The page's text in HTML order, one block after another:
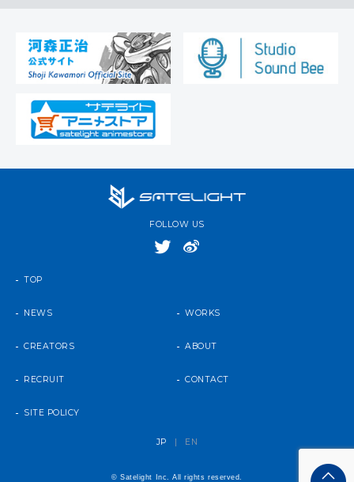
FOLLOW US
TOP
NEWS WORKS
CREATORS ABOUT
RECRUIT CONTACT
SITE POLICY
JP | EN
© Satelight Inc. All rights reserved.